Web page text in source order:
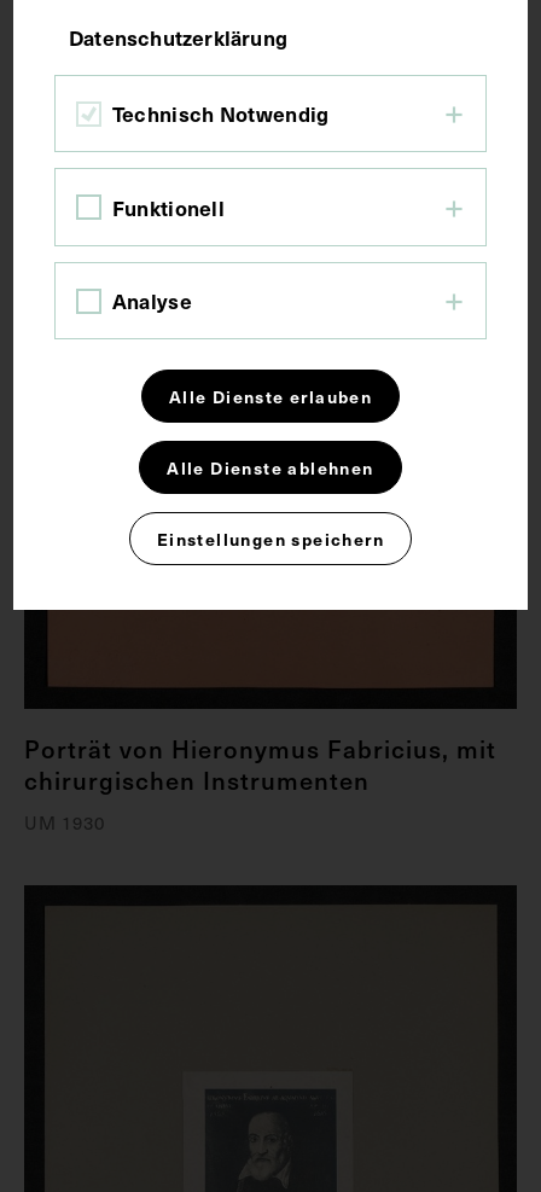
Porträt von Hieronymus Fabricius, mit
chirurgischen Instrumenten
UM 1930
Datenschutzerklärung
Technisch Notwendig
Funktionell
Analyse
Alle Dienste erlauben
Alle Dienste ablehnen
Einstellungen speichern